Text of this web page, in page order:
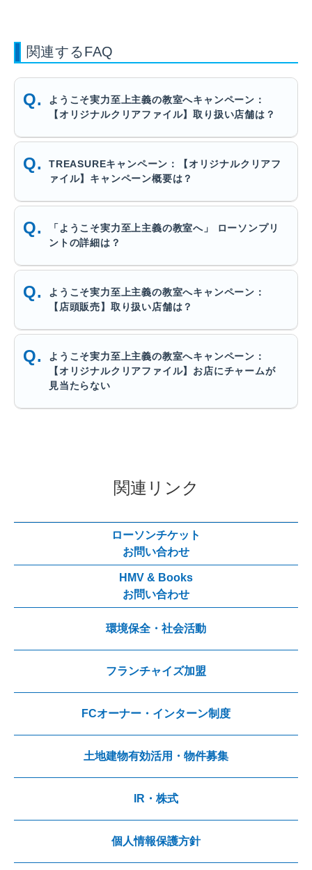
関連するFAQ
ようこそ実力至上主義の教室へキャンペーン：
【オリジナルクリアファイル】取り扱い店舗は？
TREASUREキャンペーン：【オリジナルクリアフ
ァイル】キャンペーン概要は？
「ようこそ実力至上主義の教室へ」 ローソンプリ
ントの詳細は？
ようこそ実力至上主義の教室へキャンペーン：
【店頭販売】取り扱い店舗は？
ようこそ実力至上主義の教室へキャンペーン：
【オリジナルクリアファイル】お店にチャームが
見当たらない
関連リンク
ローソンチケット
お問い合わせ
HMV & Books
お問い合わせ
環境保全・社会活動
フランチャイズ加盟
FCオーナー・インターン制度
土地建物有効活用・物件募集
IR・株式
個人情報保護方針